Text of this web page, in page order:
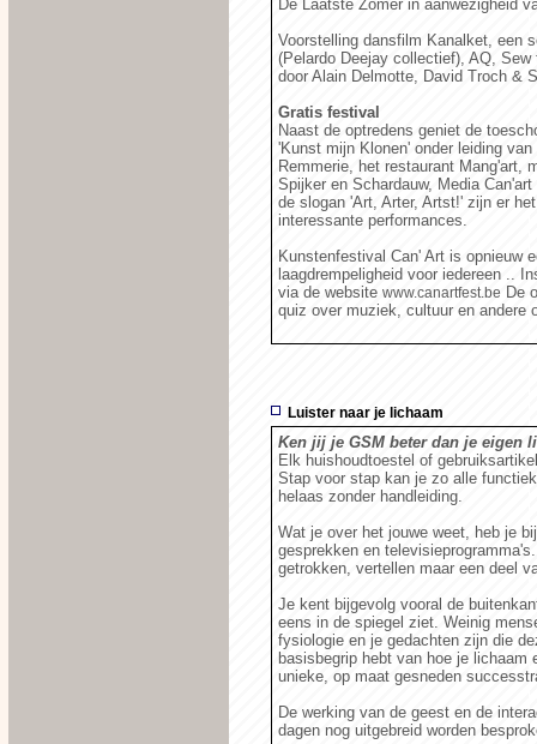
De Laatste Zomer in aanwezigheid
Voorstelling dansfilm Kanalket, een
(Pelardo Deejay collectief), AQ,
door Alain Delmotte, David Troch &
Gratis festival
Naast de optredens geniet de
'Kunst mijn Klonen' onder leiding
Remmerie, het restaurant Mang'art,
Spijker en Schardauw, Media
de slogan 'Art, Arter, Artst!' zijn er
interessante performances.
Kunstenfestival Can' Art is opnieuw
laagdrempeligheid voor iedereen ..
via de website www.canartfest.be De
quiz over muziek, cultuur en andere
Luister naar je lichaam
Ken jij je GSM beter dan je eigen
Elk huishoudtoestel of
Stap voor stap kan je zo alle
helaas zonder handleiding.
Wat je over het jouwe weet, heb je
gesprekken en
getrokken, vertellen maar een deel
Je kent bijgevolg vooral de
eens in de spiegel ziet. Weinig
fysiologie en je gedachten zijn die
basisbegrip hebt van hoe je lichaam
unieke, op maat gesneden
De werking van de geest en de
dagen nog uitgebreid worden